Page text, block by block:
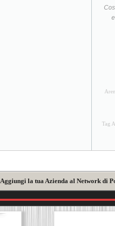
Tag
Aggiungi la tua Azienda al Network di